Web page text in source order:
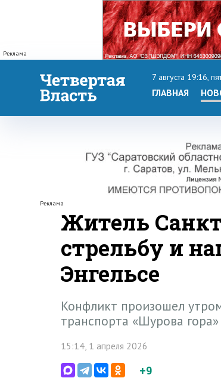
Реклама
7 августа 19:16,
ГЛАВНАЯ
Реклама
Житель
стрельбу и
Энгельсе
Конфликт произошел
транспорта «Шурова гора»
15:14, 1 апреля 2026
+9